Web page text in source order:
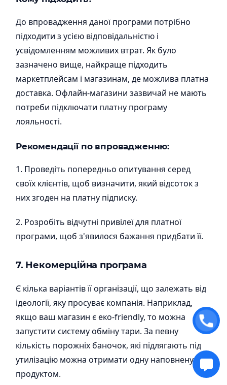
До впровадження даної програми потрібно
підходити з усією відповідальністю і
усвідомленням можливих втрат. Як було
зазначено вище, найкраще підходить
маркетплейсам і магазинам, де можлива платна
доставка. Офлайн-магазини зазвичай не мають
потреби підключати платну програму
лояльності.
Рекомендації по впровадженню:
1. Проведіть попередньо опитування серед
своїх клієнтів, щоб визначити, який відсоток з
них згоден на платну підписку.
2. Розробіть відчутні привілеї для платної
програми, щоб з'явилося бажання придбати її.
7. Некомерційна програма
Є кілька варіантів її організації, що залежать від
ідеології, яку просуває компанія. Наприклад,
якщо ваш магазин є еко-friendly, то можна
запустити систему обміну тари. За певну
кількість порожніх баночок, які підлягають під
утилізацію можна отримати одну наповнену
продуктом.